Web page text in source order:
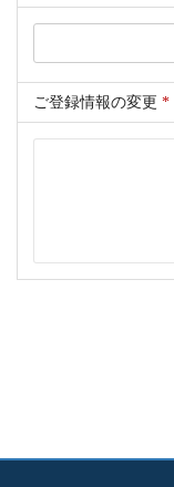
ご登録情報の変更 *